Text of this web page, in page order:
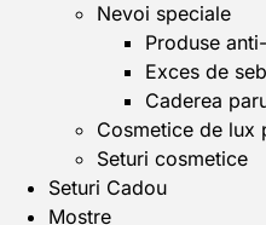
Nevoi speciale
Produse
Exces de
Caderea
Cosmetice de lux
Seturi cosmetice
Seturi Cadou
Mostre